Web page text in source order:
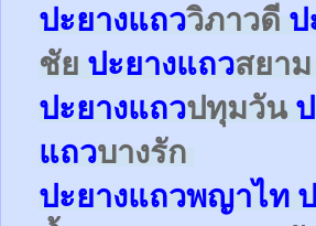
ปะยางแถววิภาวดี ป
ชัย ปะยางแถวสยาม
ปะยางแถวปทุมวัน
แถวบางรัก
ปะยางแถวพญาไท